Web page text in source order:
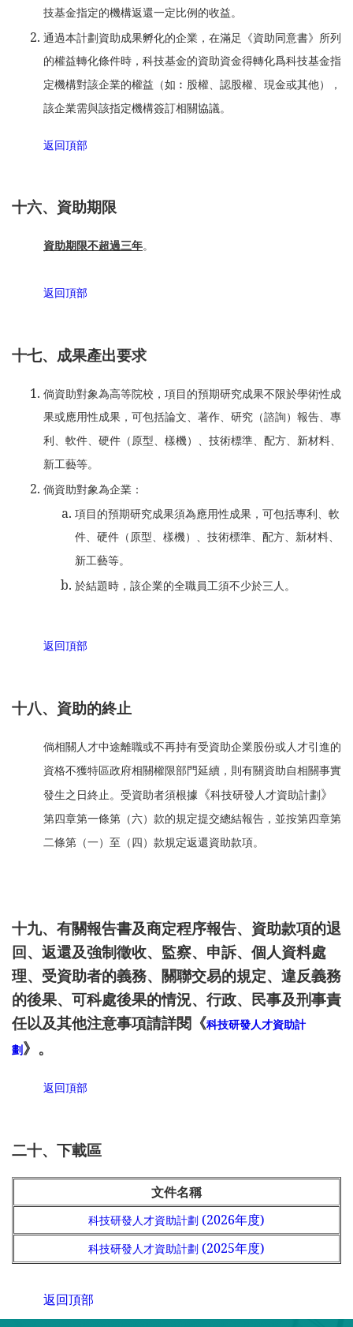
技基金指定的機構返還一定比例的收益。
通過本計劃資助成果孵化的企業，在滿足《資助同意書》所列
的權益轉化條件時，科技基金的資助資金得轉化爲科技基金指
定機構對該企業的權益（如︰股權、認股權、現金或其他），
該企業需與該指定機構簽訂相關協議。
返回頂部
十六、資助期限
資助期限不超過三年。
返回頂部
十七、成果產出要求
倘資助對象為高等院校，項目的預期研究成果不限於學術性成
果或應用性成果，可包括論文、著作、研究（諮詢）報告、專
利、軟件、硬件（原型、樣機）、技術標準、配方、新材料、
新工藝等。
倘資助對象為企業：
項目的預期研究成果須為應用性成果，可包括專利、軟
件、硬件（原型、樣機）、技術標準、配方、新材料、
新工藝等。
於結題時，該企業的全職員工須不少於三人。
返回頂部
十八、資助的終止
倘相關人才中途離職或不再持有受資助企業股份或人才引進的
資格不獲特區政府相關權限部門延續，則有關資助自相關事實
發生之日終止。受資助者須根據 《科技研發人才資助計劃》
第四章第一條第（六）款的規定提交總結報告，並按第四章第
二條第（一）至（四）款規定返還資助款項。
十九、有關報告書及商定程序報告、資助款項的退
回、返還及強制徵收、監察、申訴、個人資料處
理、受資助者的義務、關聯交易的規定、違反義務
的後果、可科處後果的情況、行政、民事及刑事責
任以及其他注意事項請詳閱《科技研發人才資助計
劃》。
返回頂部
二十、下載區
文件名稱
科技研發人才資助計劃 (2026年度)
科技研發人才資助計劃 (2025年度)
返回頂部